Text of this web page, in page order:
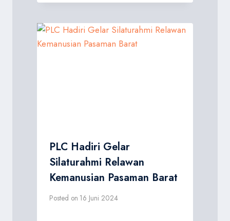
PLC Hadiri Gelar
Silaturahmi Relawan
Kemanusian Pasaman Barat
Posted on 16 Juni 2024